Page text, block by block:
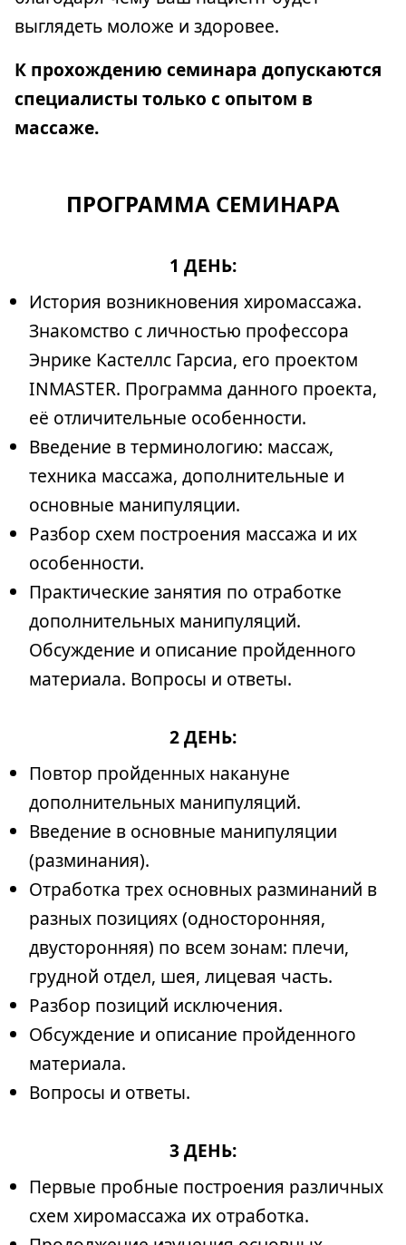
выглядеть моложе и здоровее.
К прохождению семинара допускаются
специалисты только с опытом в
массаже.
ПРОГРАММА СЕМИНАРА
1 ДЕНЬ:
История возникновения хиромассажа.
Знакомство с личностью профессора
Энрике Кастеллс Гарсиа, его проектом
INMASTER. Программа данного проекта,
её отличительные особенности.
Введение в терминологию: массаж,
техника массажа, дополнительные и
основные манипуляции.
Разбор схем построения массажа и их
особенности.
Практические занятия по отработке
дополнительных манипуляций.
Обсуждение и описание пройденного
материала. Вопросы и ответы.
2 ДЕНЬ:
Повтор пройденных накануне
дополнительных манипуляций.
Введение в основные манипуляции
(разминания).
Отработка трех основных разминаний в
разных позициях (односторонняя,
двусторонняя) по всем зонам: плечи,
грудной отдел, шея, лицевая часть.
Разбор позиций исключения.
Обсуждение и описание пройденного
материала.
Вопросы и ответы.
3 ДЕНЬ:
Первые пробные построения различных
схем хиромассажа их отработка.